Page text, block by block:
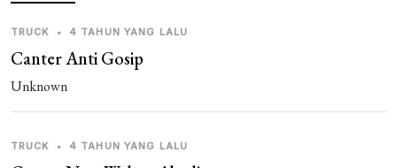
Guest_YYGVC
TRUCK • 4 TAHUN YANG LALU
Canter Anti Gosip
Unknown
TRUCK • 4 TAHUN YANG LALU